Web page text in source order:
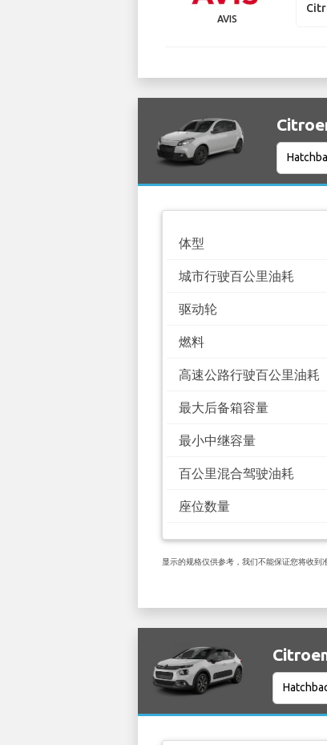
AVIS
体型
城市行驶百公里油耗
驱动轮
燃料
高速公路行驶百公里油耗
最大后备箱容量
最小中继容量
百公里混合驾驶油耗
座位数量
显示的规格仅供参考，我们不能保证您将收到